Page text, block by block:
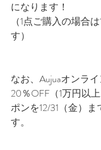
になります！
（1点ご購入の場合
す）
なお、Aujuaオンラ
20％OFF（1万円以
ポンを12/31（金）
す。